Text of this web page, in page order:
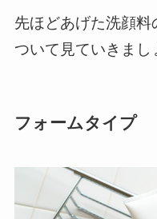
先ほどあげた洗顔
ついて見ていきまし
フォームタイプ